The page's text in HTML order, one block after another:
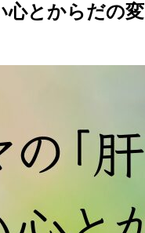
心とからだの変